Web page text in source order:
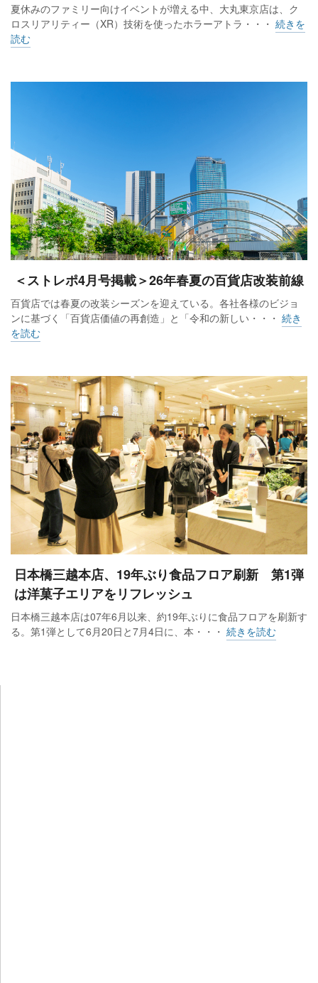
夏休みのファミリー向けイベントが増える中、大丸東京店は、ク
ロスリアリティー（XR）技術を使ったホラーアトラ・・・ 続きを
読む
＜ストレポ4月号掲載＞26年春夏の百貨店改装前線
百貨店では春夏の改装シーズンを迎えている。各社各様のビジョ
ンに基づく「百貨店価値の再創造」と「令和の新しい・・・ 続き
を読む
日本橋三越本店、19年ぶり食品フロア刷新 第1弾
は洋菓子エリアをリフレッシュ
日本橋三越本店は07年6月以来、約19年ぶりに食品フロアを刷新す
る。第1弾として6月20日と7月4日に、本・・・ 続きを読む